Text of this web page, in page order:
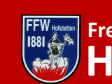
Inhalt
springen